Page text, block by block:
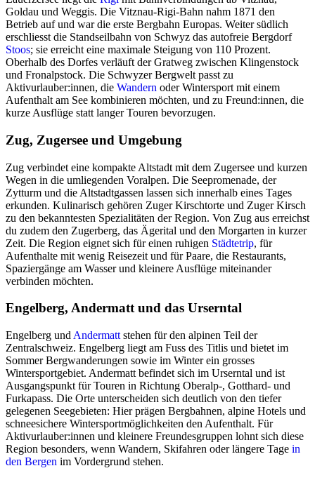
Goldau und Weggis. Die Vitznau-Rigi-Bahn nahm 1871 den
Betrieb auf und war die erste Bergbahn Europas. Weiter südlich
erschliesst die Standseilbahn von Schwyz das autofreie Bergdorf
Stoos; sie erreicht eine maximale Steigung von 110 Prozent.
Oberhalb des Dorfes verläuft der Gratweg zwischen Klingenstock
und Fronalpstock. Die Schwyzer Bergwelt passt zu
Aktivurlauber:innen, die Wandern oder Wintersport mit einem
Aufenthalt am See kombinieren möchten, und zu Freund:innen, die
kurze Ausflüge statt langer Touren bevorzugen.
Zug, Zugersee und Umgebung
Zug verbindet eine kompakte Altstadt mit dem Zugersee und kurzen
Wegen in die umliegenden Voralpen. Die Seepromenade, der
Zytturm und die Altstadtgassen lassen sich innerhalb eines Tages
erkunden. Kulinarisch gehören Zuger Kirschtorte und Zuger Kirsch
zu den bekanntesten Spezialitäten der Region. Von Zug aus erreichst
du zudem den Zugerberg, das Ägerital und den Morgarten in kurzer
Zeit. Die Region eignet sich für einen ruhigen Städtetrip, für
Aufenthalte mit wenig Reisezeit und für Paare, die Restaurants,
Spaziergänge am Wasser und kleinere Ausflüge miteinander
verbinden möchten.
Engelberg, Andermatt und das Urserntal
Engelberg und Andermatt stehen für den alpinen Teil der
Zentralschweiz. Engelberg liegt am Fuss des Titlis und bietet im
Sommer Bergwanderungen sowie im Winter ein grosses
Wintersportgebiet. Andermatt befindet sich im Urserntal und ist
Ausgangspunkt für Touren in Richtung Oberalp-, Gotthard- und
Furkapass. Die Orte unterscheiden sich deutlich von den tiefer
gelegenen Seegebieten: Hier prägen Bergbahnen, alpine Hotels und
schneesichere Wintersportmöglichkeiten den Aufenthalt. Für
Aktivurlauber:innen und kleinere Freundesgruppen lohnt sich diese
Region besonders, wenn Wandern, Skifahren oder längere Tage in
den Bergen im Vordergrund stehen.